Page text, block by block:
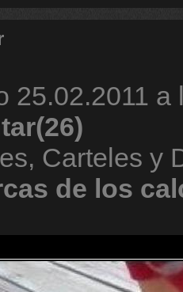
25.02.2011 a
Carteles y
de los